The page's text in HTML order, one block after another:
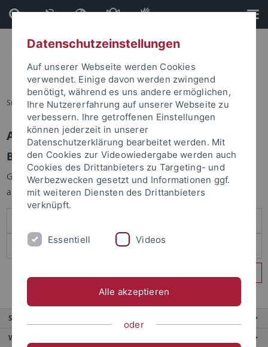
Direkt
zum
Inhalt
Direkt
zur
Fußleiste
Sie sind hier: Startseite
Anmelden
Benutzeranmeldung
Geben Sie Ihren Benutzernamen und Ihr Passwort an um sich
anzumelden:
Service
Weitere Angebote
Datenschutzeinstellungen
Auf unserer Webseite werden Cookies
verwendet. Einige davon werden zwingend
benötigt, während es uns andere ermöglichen,
Ihre Nutzererfahrung auf unserer Webseite zu
verbessern. Ihre getroffenen Einstellungen
können jederzeit in unserer
Datenschutzerklärung bearbeitet werden. Mit
den Cookies zur Videowiedergabe werden auch
Cookies des Drittanbieters zu Targeting- und
Werbezwecken gesetzt und Informationen ggf.
mit weiteren Diensten des Drittanbieters
verknüpft.
Essentiell Videos
Alle akzeptieren
oder